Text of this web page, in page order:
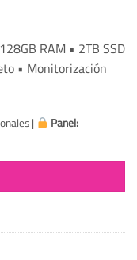
RAM • 2TB SSD
• Monitorización
| Panel: